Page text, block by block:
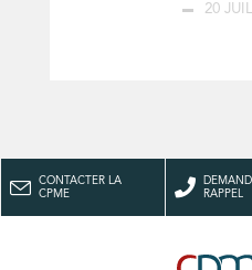
20
CONTACTER LA
CPME
RAPPEL